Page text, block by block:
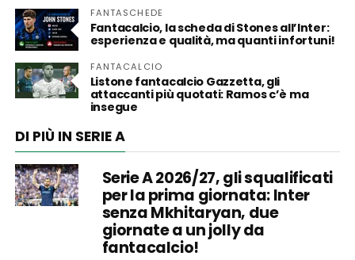
FANTASCHEDE
Fantacalcio, la scheda di Stones all’Inter:
esperienza e qualità, ma quanti infortuni!
FANTACALCIO
Listone fantacalcio Gazzetta, gli
attaccanti più quotati: Ramos c’è ma
insegue
DI PIÙ IN SERIE A
Serie A 2026/27, gli squalificati
per la prima giornata: Inter
senza Mkhitaryan, due
giornate a un jolly da
fantacalcio!